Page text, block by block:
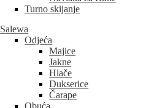
Turno skijanje
Salewa
Odjeća
Majice
Jakne
Hlače
Dukserice
Čarape
Obuća